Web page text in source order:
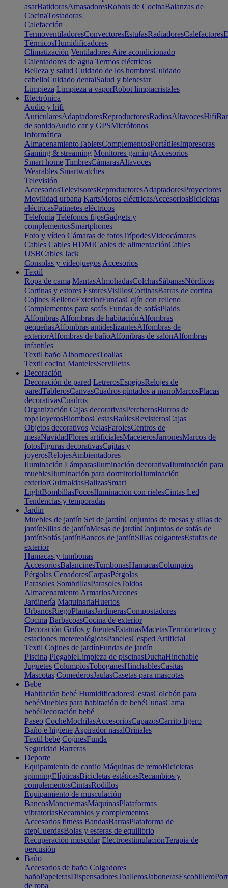
asarBatidorasAmasadoresRobots de CocinaBalanzas de
CocinaTostadoras
Calefacción
TermoventiladoresConvectoresEstufasRadiadoresCalefactores
TérmicosHumidificadores
Climatización Ventiladores Aire acondicionado
Calentadores de agua Termos eléctricos
Belleza y salud Cuidado de los hombresCuidado
cabelloCuidado dentalSalud y bienestar
Limpieza Limpieza a vaporRobot limpiacristales
Electrónica
Audio y hifi
AuricularesAdaptadoresReproductoresRadiosAltavocesHifi
de sonidoAudio car y GPSMicrófonos
Informática
AlmacenamientoTabletsComplementosPortátilesImpresoras
Gaming & streaming Monitores gamingAccesorios
Smart home TimbresCámarasAltavoces
Wearables Smartwatches
Televisión
AccesoriosTelevisoresReproductoresAdaptadoresProyectores
Movilidad urbana KartsMotos eléctricasAccesoriosBicicletas
eléctricasPatinetes eléctricos
Telefonía Teléfonos fijosGadgets y
complementosSmartphones
Foto y vídeo Cámaras de fotosTrípodesVideocámaras
Cables Cables HDMICables de alimentaciónCables
USBCables Jack
Consolas y videojuegos Accesorios
Textil
Ropa de cama MantasAlmohadasColchasSábanasNórdicos
Cortinas y estores EstoresVisillosCortinasBarras de cortina
Cojines RellenoExteriorFundasCojín con relleno
Complementos para sofás Fundas de sofásPlaids
Alfombras Alfombras de habitaciónAlfombras
pequeñasAlfombras antideslizantesAlfombras de
exteriorAlfombras de bañoAlfombras de salónAlfombras
infantiles
Textil baño AlbornocesToallas
Textil cocina MantelesServilletas
Decoración
Decoración de pared LetrerosEspejosRelojes de
paredTablerosCanvasCuadros pintados a manoMarcosPlacas
decorativasCuadros
Organización Cajas decorativasPercherosBurros de
ropaJoyerosBiombosCestasBaúlesRevisterosCajas
Objetos decorativos VelasFarolesCentros de
mesaNavidadFlores artificialesMaceterosJarronesMarcos de
fotosFiguras decorativasCajitas y
joyerosRelojesAmbientadores
Iluminación LámparasIluminación decorativaIluminación para
mueblesIluminación para dormitorioIluminación
exteriorGuirnaldasBalizasSmart
LightBombillasFocosIluminación con rielesCintas Led
Tendencias y temporadas
Jardín
Muebles de jardín Set de jardínConjuntos de mesas y sillas de
jardínSillas de jardínMesas de jardínConjuntos de sofás de
jardínSofás jardínBancos de jardínSillas colgantesEstufas de
exterior
Hamacas y tumbonas
AccesoriosBalancinesTumbonasHamacasColumpios
Pérgolas CenadoresCarpasPérgolas
Parasoles SombrillasParasolesToldos
Almacenamiento ArmariosArcones
Jardinería MaquinariaHuertos
UrbanosRiegoPlantasJardinerasCompostadores
Cocina BarbacoasCocina de exterior
Decoración Grifos y fuentesEstatuasMacetasTermómetros y
estaciones metereológicasPanelesCesped Artificial
Textil Cojines de jardínFundas de jardín
Piscina PlegableLimpieza de piscinasDuchaHinchable
Juguetes ColumpiosToboganesHinchablesCasitas
Mascotas ComederosJaulasCasetas para mascotas
Bebé
Habitación bebé HumidificadoresCestasColchón para
bebéMuebles para habitación de bebéCunasCama
bebéDecoración bebé
Paseo CocheMochilasAccesoriosCapazosCarrito ligero
Baño e higiene Aspirador nasalOrinales
Textil bebé CojinesFunda
Seguridad Barreras
Deporte
Equipamiento de cardio Máquinas de remoBicicletas
spinningElípticasBicicletas estáticasRecambios y
complementosCintasRodillos
Equipamiento de musculación
BancosMancuernasMáquinasPlataformas
vibratoriasRecambios y complementos
Accesorios fitness BandasBarrasPlataforma de
stepCuerdasBolas y esferas de equilibrio
Recuperación muscular ElectroestimulaciónTerapia de
percusión
Baño
Accesorios de baño Colgadores
bañoPapelerasDispensadoresToallerosJabonerasEscobillero
de ropa